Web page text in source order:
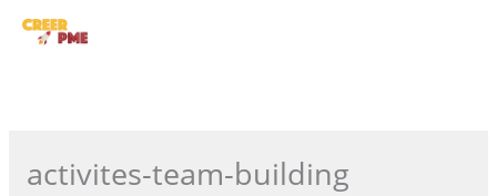
activites-team-building